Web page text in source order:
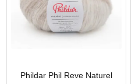
Phildar Phil Reve Naturel